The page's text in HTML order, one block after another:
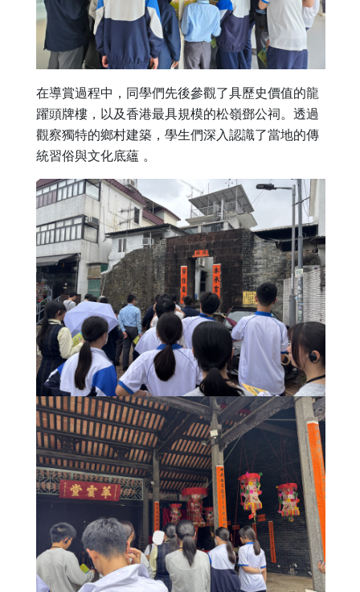
在導賞過程中，同學們先後參觀了具歷史價值的龍
躍頭牌樓，以及香港最具規模的松嶺鄧公祠。透過
觀察獨特的鄉村建築，學生們深入認識了當地的傳
統習俗與文化底蘊 。